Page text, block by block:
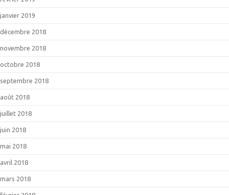
janvier 2019
décembre 2018
novembre 2018
octobre 2018
septembre 2018
août 2018
juillet 2018
juin 2018
mai 2018
avril 2018
mars 2018